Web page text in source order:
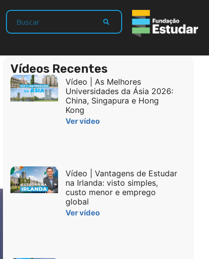
Vídeos Recentes
Vídeo | As Melhores
Universidades da Ásia 2026:
China, Singapura e Hong
Kong
Ver vídeo
Vídeo | Vantagens de Estudar
na Irlanda: visto simples,
custo menor e emprego
global
Ver vídeo